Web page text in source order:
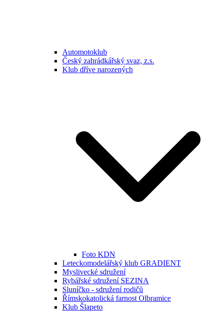
Automotoklub
Český zahrádkářský svaz, z.s.
Klub dříve narozených
Foto KDN
Leteckomodelářský klub GRADIENT
Myslivecké sdružení
Rybářské sdružení SEZINA
Sluníčko - sdružení rodičů
Římskokatolická farnost Olbramice
Klub Šlapeto